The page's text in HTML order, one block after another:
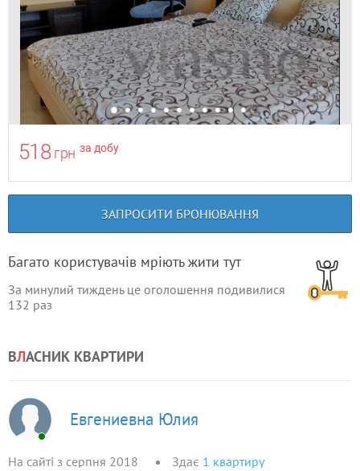
518 грн за добу
ЗАПРОСИТИ БРОНЮВАННЯ
Багато користувачів мріють жити тут
За минулий тиждень це оголошення подивилися
132 раз
ВЛАСНИК КВАРТИРИ
Евгениевна Юлия
На сайті з серпня 2018 Здає 1 квартиру